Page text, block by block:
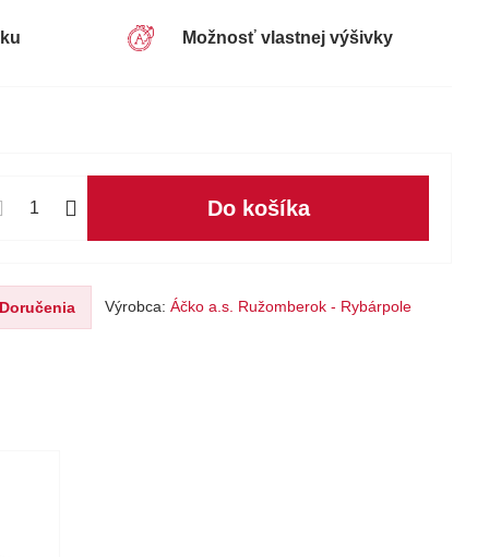
Možnosť vlastnej výšivky
Do košíka
Výrobca: Áčko a.s. Ružomberok - Rybárpole